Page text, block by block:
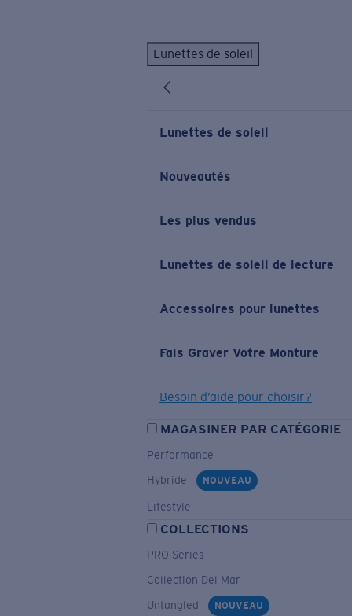
Lunettes de soleil
Lunettes de soleil
Nouveautés
Les plus vendus
Lunettes de soleil de lecture
Accessoires pour lunettes
Fais Graver Votre Monture
Besoin d’aide pour choisir?
MAGASINER PAR CATÉGORIE
Performance
Hybride
NOUVEAU
Lifestyle
COLLECTIONS
PRO Series
Collection Del Mar
Untangled
NOUVEAU
LES PLUS RECHERCHÉS
Lunettes de soleil personnalisées